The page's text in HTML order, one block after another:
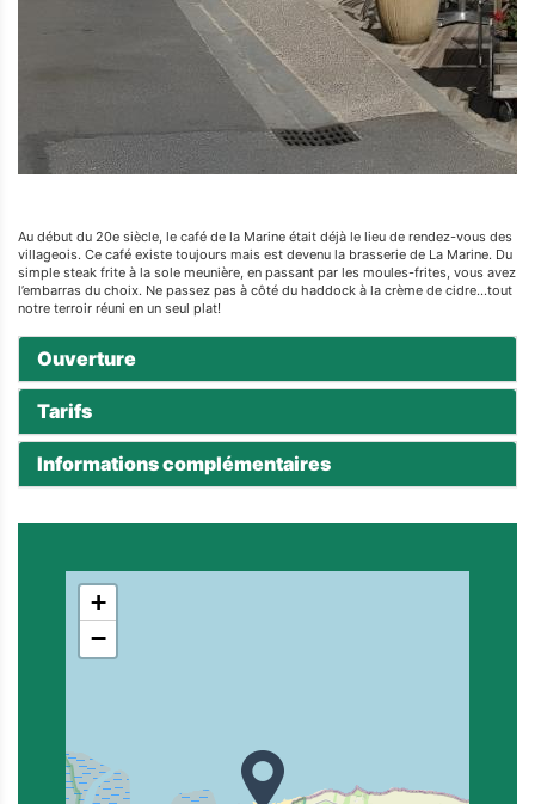
Au début du 20e siècle, le café de la Marine était déjà le lieu de rendez-vous des
villageois. Ce café existe toujours mais est devenu la brasserie de La Marine. Du
simple steak frite à la sole meunière, en passant par les moules-frites, vous avez
l’embarras du choix. Ne passez pas à côté du haddock à la crème de cidre…tout
notre terroir réuni en un seul plat!
Ouverture
Tarifs
Informations complémentaires
+
−